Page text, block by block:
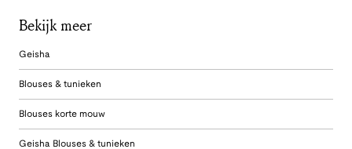
Bekijk meer
Geisha
Blouses & tunieken
Blouses korte mouw
Geisha Blouses & tunieken